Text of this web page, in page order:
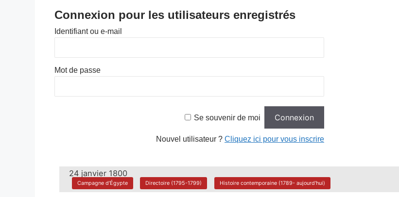
Connexion pour les utilisateurs enregistrés
Identifiant ou e-mail
Mot de passe
Se souvenir de moi
Nouvel utilisateur ? Cliquez ici pour vous inscrire
24 janvier 1800
Campagne d'Égypte Directoire (1795-1799) Histoire contemporaine (1789- aujourd'hui)